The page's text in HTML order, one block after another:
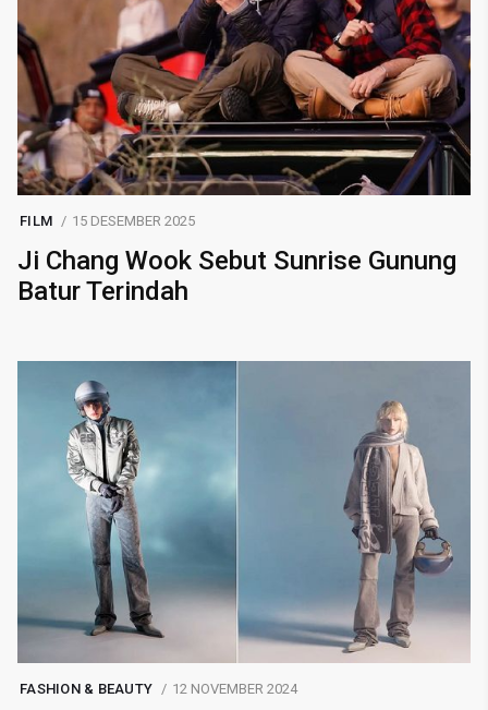
FILM 15 DESEMBER 2025
Ji Chang Wook Sebut Sunrise Gunung
Batur Terindah
FASHION & BEAUTY 12 NOVEMBER 2024